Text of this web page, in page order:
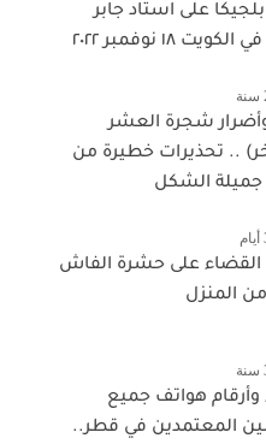
على استاد جابر
١٨ نوفمبر ٢٠٢٢
شجرة العشر
.. تحذيرات خطيرة من
الشكل
القضاء على حشرة الفاش
من المنزل
هواتف جميع
المعتمدين في قطر..